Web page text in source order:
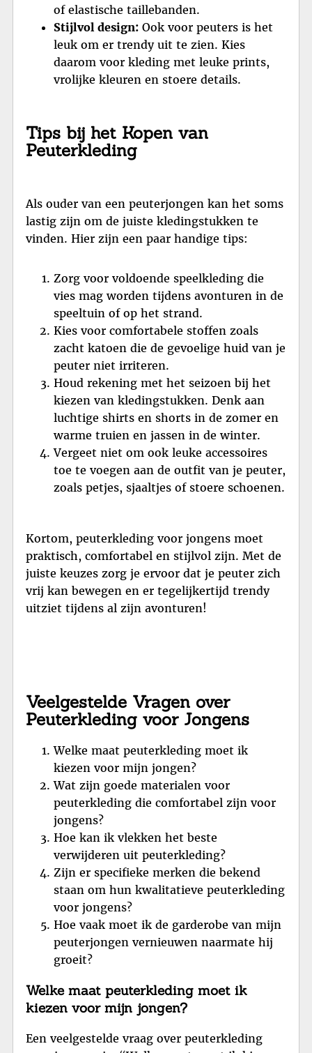
of elastische taillebanden.
Stijlvol design: Ook voor peuters is het
leuk om er trendy uit te zien. Kies
daarom voor kleding met leuke prints,
vrolijke kleuren en stoere details.
Tips bij het Kopen van
Peuterkleding
Als ouder van een peuterjongen kan het soms
lastig zijn om de juiste kledingstukken te
vinden. Hier zijn een paar handige tips:
Zorg voor voldoende speelkleding die
vies mag worden tijdens avonturen in de
speeltuin of op het strand.
Kies voor comfortabele stoffen zoals
zacht katoen die de gevoelige huid van je
peuter niet irriteren.
Houd rekening met het seizoen bij het
kiezen van kledingstukken. Denk aan
luchtige shirts en shorts in de zomer en
warme truien en jassen in de winter.
Vergeet niet om ook leuke accessoires
toe te voegen aan de outfit van je peuter,
zoals petjes, sjaaltjes of stoere schoenen.
Kortom, peuterkleding voor jongens moet
praktisch, comfortabel en stijlvol zijn. Met de
juiste keuzes zorg je ervoor dat je peuter zich
vrij kan bewegen en er tegelijkertijd trendy
uitziet tijdens al zijn avonturen!
Veelgestelde Vragen over
Peuterkleding voor Jongens
Welke maat peuterkleding moet ik
kiezen voor mijn jongen?
Wat zijn goede materialen voor
peuterkleding die comfortabel zijn voor
jongens?
Hoe kan ik vlekken het beste
verwijderen uit peuterkleding?
Zijn er specifieke merken die bekend
staan om hun kwalitatieve peuterkleding
voor jongens?
Hoe vaak moet ik de garderobe van mijn
peuterjongen vernieuwen naarmate hij
groeit?
Welke maat peuterkleding moet ik
kiezen voor mijn jongen?
Een veelgestelde vraag over peuterkleding